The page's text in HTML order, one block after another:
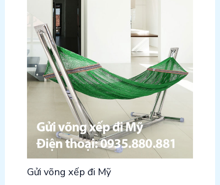
Gửi võng xếp đi Mỹ